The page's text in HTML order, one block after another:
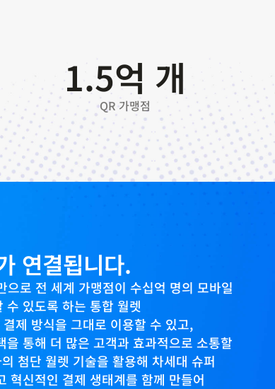
1.5억 개
QR 가맹점
연결됩니다.
로 전 세계 가맹점이 수십억 명의 모바일
있도록 하는 통합 월렛
제 방식을 그대로 이용할 수 있고,
통해 더 많은 고객과 효과적으로 소통할
첨단 월렛 기술을 활용해 차세대 슈퍼
혁신적인 결제 생태계를 함께 만들어